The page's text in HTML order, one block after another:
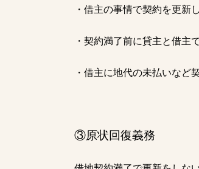
・借主の事情で契約を更新
・契約満了前に貸主と借主
・借主に地代の未払いなど
③原状回復義務